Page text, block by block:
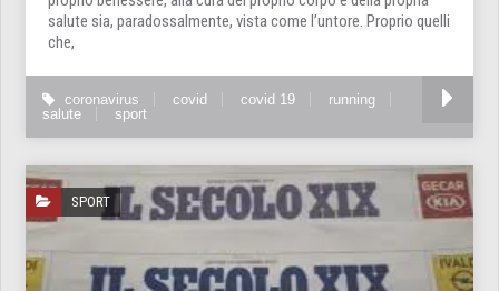
salute sia, paradossalmente, vista come l’untore. Proprio quelli
che,
coronavirus covid covid 19
running
salute
sport
SPORT